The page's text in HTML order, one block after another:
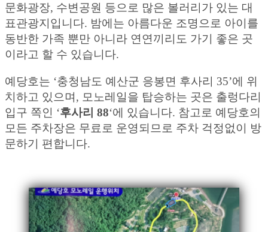
문화광장, 수변공원 등으로 많은 볼러리가 있는 대
표관광지입니다. 밤에는 아름다운 조명으로 아이를
동반한 가족 뿐만 아니라 연연끼리도 가기 좋은 곳
이라고 할 수 있습니다.
예당호는 ‘충청남도 예산군 응봉면 후사리 35’에 위
치하고 있으며, 모노레일을 탑승하는 곳은 출렁다리
입구 쪽인 ‘후사리 88‘에 있습니다. 참고로 예당호의
모든 주차장은 무료로 운영되므로 주차 걱정없이 방
문하기 편합니다.